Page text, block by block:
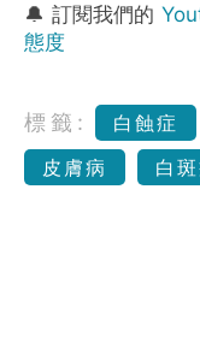
🔔 訂閱我們的
態度
標籤: 白蝕症
皮膚病
白